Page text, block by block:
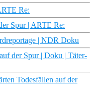
Re:
Spur | ARTE Re:
| NDR Doku
der Spur | Doku | Täter-
Todesfällen auf der